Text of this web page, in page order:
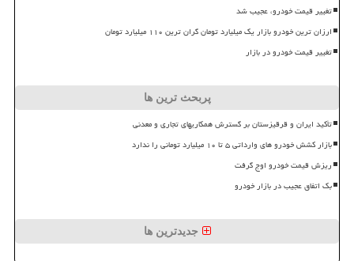
تغییر قیمت خودرو، عجیب شد
ارزان ترین خودرو بازار یک میلیارد تومان گران ترین ۱۱۰ میلیارد تومان
تغییر قیمت خودرو در بازار
پربحث ترین ها
تأکید ایران و قرقیزستان بر گسترش همکاریهای تجاری و معدنی
بازار کشش خودرو های وارداتی ۵ تا ۱۰ میلیارد تومانی را ندارد
ریزش قیمت خودرو اوج گرفت
بک اتفاق عجیب در بازار خودرو
جدیدترین ها